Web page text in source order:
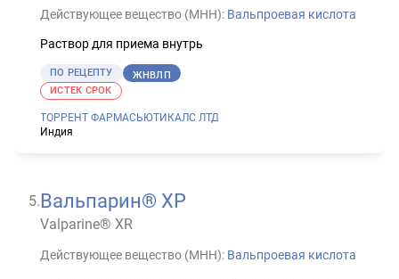
Действующее вещество (МНН): Вальпроевая кислота
Раствор для приема внутрь
ПО РЕЦЕПТУ ЖНВЛП
ТОРРЕНТ ФАРМАСЬЮТИКАЛС ЛТД
Индия
ИСТЕК СРОК
5.Вальпарин® ХР
Valparine® XR
Действующее вещество (МНН): Вальпроевая кислота